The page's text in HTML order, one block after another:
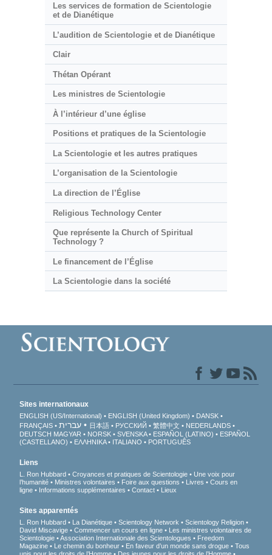
Les services de formation de Scientologie
et de Dianétique
L’audition de Scientologie et de Dianétique
Clair
Thétan Opérant
Les ministres de Scientologie
À l’intérieur d’une église
Positions et pratiques de la Scientologie
La Scientologie et les autres pratiques
L’organisation de la Scientologie
La direction de l’Église
Religious Technology Center
Que représente la Church of Spiritual
Technology ?
Le financement de l’Église
La Scientologie dans la société
Sites internationaux
ENGLISH (US/International) ENGLISH (United Kingdom)
DANSK
FRANÇAIS
עברית 日本語 РУССКИЙ 繁體中文
NEDERLANDS
DEUTSCH MAGYAR NORSK SVENSKA ESPAÑOL (LATINO)
ESPAÑOL
(CASTELLANO)
ΕΛΛΗΝΙΚA ITALIANO PORTUGUÊS
Liens
L. Ron Hubbard Croyances et pratiques de Scientologie
Une voix pour
l’humanité
Ministres volontaires Foire aux questions Livres
Cours en
ligne
Informations supplémentaires Contact Lieux
Sites apparentés
L. Ron Hubbard La Dianétique Scientology Network
Scientology Religion
David Miscavige
Commencer un cours en ligne
Les ministres volontaires de
Scientologie
Association Internationale des Scientologues
Freedom
Magazine
Le chemin du bonheur En faveur d’un monde sans drogue
Tous